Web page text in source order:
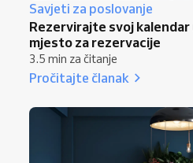
Savjeti za poslovanje
Rezervirajte svoj
mjesto za rezervacije
3.5 min za čitanje
Pročitajte članak